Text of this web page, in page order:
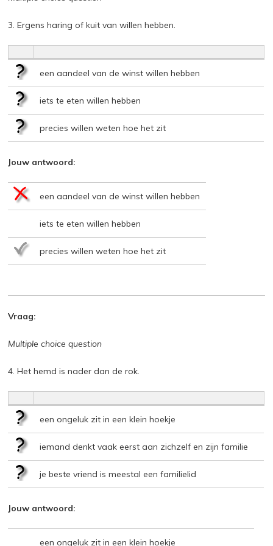
3. Ergens haring of kuit van willen hebben.
een aandeel van de winst willen hebben
iets te eten willen hebben
precies willen weten hoe het zit
Jouw antwoord:
een aandeel van de winst willen hebben
iets te eten willen hebben
precies willen weten hoe het zit
Vraag:
Multiple choice question
4. Het hemd is nader dan de rok.
een ongeluk zit in een klein hoekje
iemand denkt vaak eerst aan zichzelf en zijn familie
je beste vriend is meestal een familielid
Jouw antwoord:
een ongeluk zit in een klein hoekje